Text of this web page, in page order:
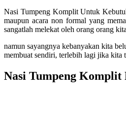
Nasi Tumpeng Komplit Untuk
maupun acara non formal yang
sangatlah melekat oleh orang orang
namun sayangnya kebanyakan kita
membuat sendiri, terlebih lagi jika kita
Nasi Tumpeng